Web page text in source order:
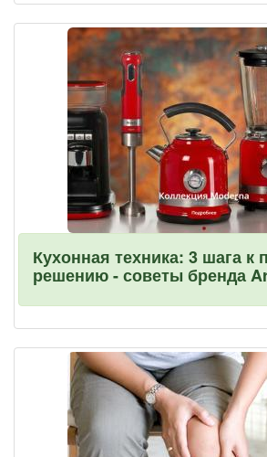
Кухонная техника: 3 шага к
решению - советы бренда